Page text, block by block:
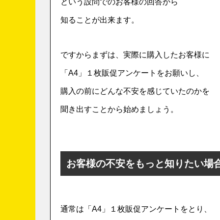
という設問でのお客様の回答から
知ることが出来ます。
ですからまずは、実際に購入したお客様に
「A4」１枚販促アンケートをお願いし、
購入の前にどんな不安を感じていたのかを
聞き出すことから始めましょう。
お客様の不安をもっと知りたい場
通常は「A4」１枚販促アンケートをとり、